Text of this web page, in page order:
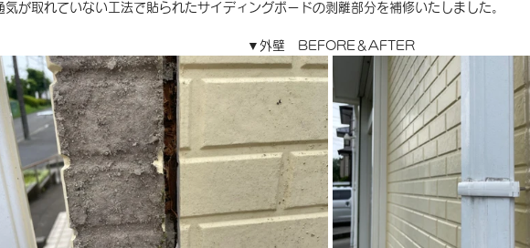
気が取れていない工法で貼られたサイディングボードの剥離部分を補修いたしました。
▼外壁　BEFORE＆AFTER